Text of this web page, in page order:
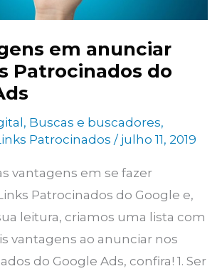
em anunciar
Patrocinados do
, Buscas e buscadores,
Patrocinados / julho 11, 2019
vantagens em se fazer
Patrocinados do Google e,
leitura, criamos uma lista com
vantagens ao anunciar nos
do Google Ads, confira! 1. Ser